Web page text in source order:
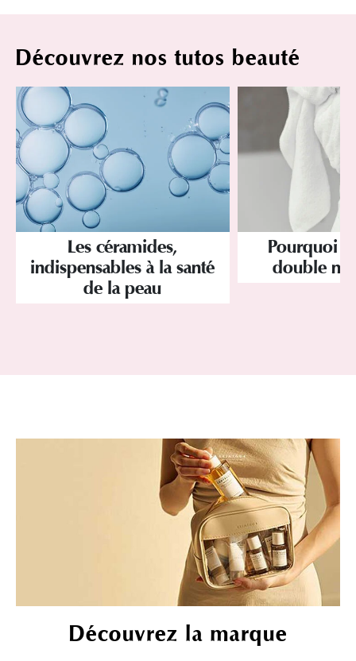
Découvrez nos tutos beauté
Les céramides,
indispensables à la santé
de la peau
Pourquoi
double
Découvrez la marque